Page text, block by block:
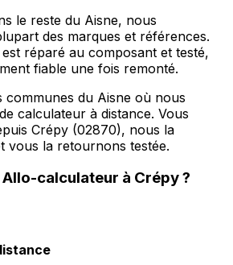
le reste du Aisne, nous
des marques et références.
réparé au composant et testé,
fiable une fois remonté.
communes du Aisne où nous
calculateur à distance. Vous
Crépy (02870), nous la
vous la retournons testée.
Allo-calculateur à Crépy?